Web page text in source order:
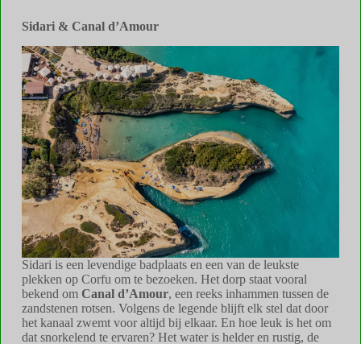
Sidari & Canal d’Amour
Sidari is een levendige badplaats en een van de leukste
plekken op Corfu om te bezoeken. Het dorp staat vooral
bekend om Canal d’Amour, een reeks inhammen tussen de
zandstenen rotsen. Volgens de legende blijft elk stel dat door
het kanaal zwemt voor altijd bij elkaar. En hoe leuk is het om
dat snorkelend te ervaren? Het water is helder en rustig, de